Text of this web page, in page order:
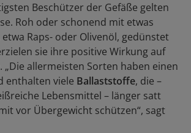
Beschützer der Gefäße gelten
Roh oder schonend mit etwas
Raps- oder Olivenöl, gedünstet
sie ihre positive Wirkung auf
„Die allermeisten Sorten haben einen
enthalten viele Ballaststoffe, die –
Lebensmittel – länger satt
vor Übergewicht schützen“, sagt